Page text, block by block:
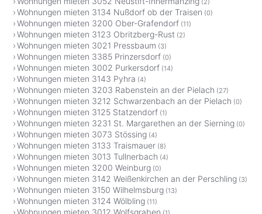
Wohnungen mieten 3134 Nußdorf ob der Traisen (0)
Wohnungen mieten 3200 Ober-Grafendorf (11)
Wohnungen mieten 3123 Obritzberg-Rust (2)
Wohnungen mieten 3021 Pressbaum (3)
Wohnungen mieten 3385 Prinzersdorf (0)
Wohnungen mieten 3002 Purkersdorf (14)
Wohnungen mieten 3143 Pyhra (4)
Wohnungen mieten 3203 Rabenstein an der Pielach (27)
Wohnungen mieten 3212 Schwarzenbach an der Pielach (0)
Wohnungen mieten 3125 Statzendorf (1)
Wohnungen mieten 3231 St. Margarethen an der Sierning (0)
Wohnungen mieten 3073 Stössing (4)
Wohnungen mieten 3133 Traismauer (8)
Wohnungen mieten 3013 Tullnerbach (4)
Wohnungen mieten 3200 Weinburg (0)
Wohnungen mieten 3142 Weißenkirchen an der Perschling (3)
Wohnungen mieten 3150 Wilhelmsburg (13)
Wohnungen mieten 3124 Wölbling (11)
Wohnungen mieten 3012 Wolfsgraben